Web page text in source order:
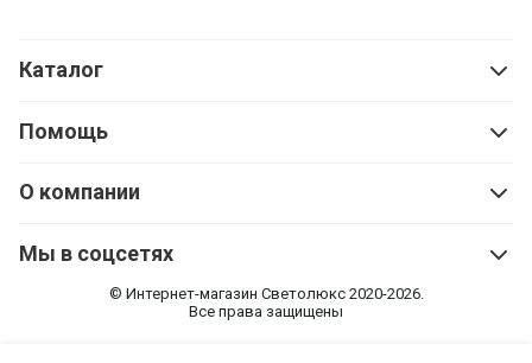
Каталог
Помощь
О компании
Мы в соцсетях
© Интернет-магазин Cветолюкс 2020-2026.
Все права защищены